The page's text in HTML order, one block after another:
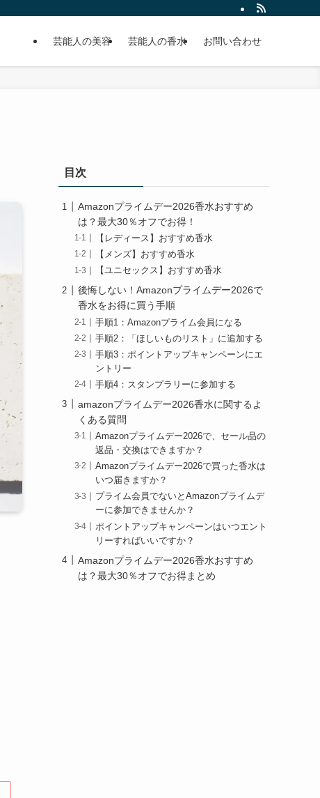
芸能人の美容 芸能人の香水 お問い合わせ
目次
Amazonプライムデー2026香水おすすめ
は？最大30％オフでお得！
【レディース】おすすめ香水
【メンズ】おすすめ香水
【ユニセックス】おすすめ香水
後悔しない！Amazonプライムデー2026で
香水をお得に買う手順
手順1：Amazonプライム会員になる
手順2：「ほしいものリスト」に追加する
手順3：ポイントアップキャンペーンにエ
ントリー
手順4：スタンプラリーに参加する
amazonプライムデー2026香水に関するよ
くある質問
Amazonプライムデー2026で、セール品の
返品・交換はできますか？
Amazonプライムデー2026で買った香水は
いつ届きますか？
プライム会員でないとAmazonプライムデ
ーに参加できませんか？
ポイントアップキャンペーンはいつエント
リーすればいいですか？
Amazonプライムデー2026香水おすすめ
は？最大30％オフでお得まとめ